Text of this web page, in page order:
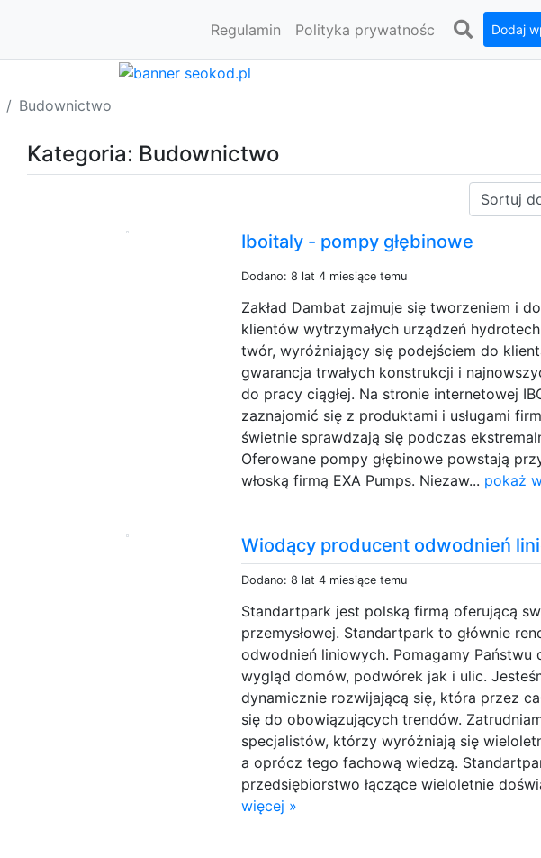
Regulamin Polityka prywatnośc Dodaj
Budownictwo
Kategoria: Budownictwo
Sortuj:
Iboitaly - pompy głębinowe
Dodano: 8 lat 4 miesiące temu
Zakład Dambat zajmuje się tworzeniem i
klientów wytrzymałych urządzeń
twór, wyróżniający się podejściem do
gwarancja trwałych konstrukcji i
do pracy ciągłej. Na stronie internetowej
zaznajomić się z produktami i usługami
świetnie sprawdzają się podczas
Oferowane pompy głębinowe powstają
włoską firmą EXA Pumps. Niezaw... pokaż
Wiodący producent odwodnień
Dodano: 8 lat 4 miesiące temu
Standartpark jest polską firmą oferującą
przemysłowej. Standartpark to głównie
odwodnień liniowych. Pomagamy Państwu
wygląd domów, podwórek jak i ulic.
dynamicznie rozwijającą się, która przez
się do obowiązujących trendów.
specjalistów, którzy wyróżniają się
a oprócz tego fachową wiedzą.
przedsiębiorstwo łączące wieloletnie
więcej »